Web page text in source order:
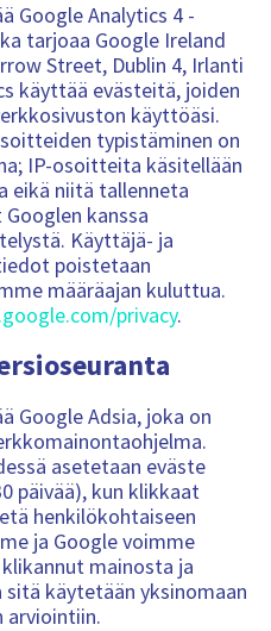
Google Analytics 4 -
tarjoaa Google Ireland
Street, Dublin 4, Irlanti
käyttää evästeitä, joiden
käyttöäsi.
typistäminen on
IP-osoitteita käsitellään
eikä niitä tallenneta
kanssa
Käyttäjä- ja
poistetaan
määräajan kuluttua.
privacy.
Google Adsia, joka on
asetetaan eväste
päivää), kun klikkaat
henkilökohtaiseen
ja Google voimme
mainosta ja
käytetään yksinomaan
arviointiin.